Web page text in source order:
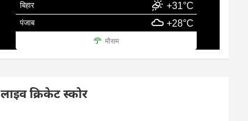
बिहार +31°C
पंजाब +28°C
मौसम
लाइव क्रिकेट स्कोर